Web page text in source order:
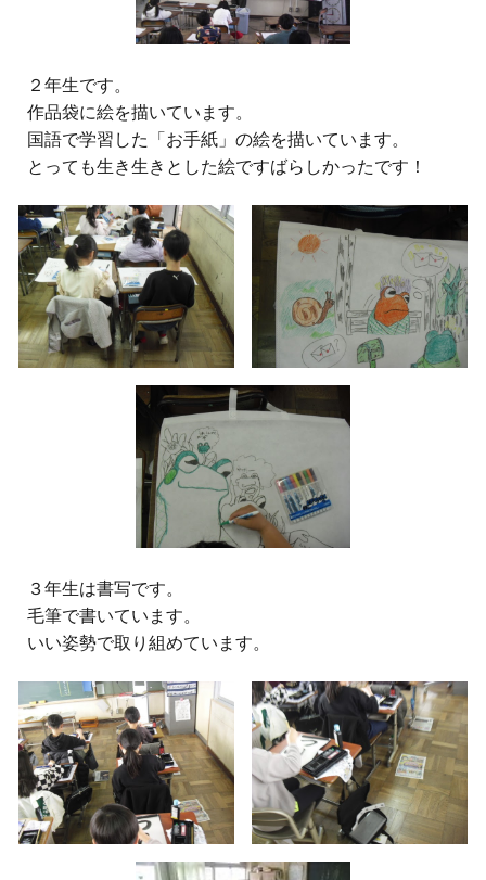
２年生です。
作品袋に絵を描いています。
国語で学習した「お手紙」の絵を描いています。
とっても生き生きとした絵ですばらしかったです！
３年生は書写です。
毛筆で書いています。
いい姿勢で取り組めています。